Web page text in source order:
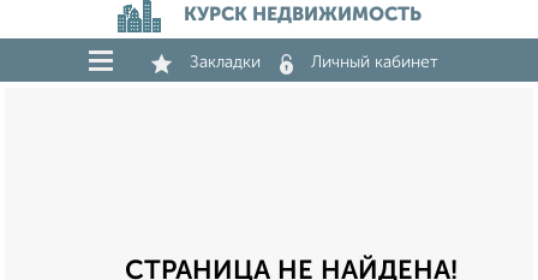
КУРСК НЕДВИЖИМОСТЬ
Закладки Личный кабинет
СТРАНИЦА НЕ НАЙДЕНА!